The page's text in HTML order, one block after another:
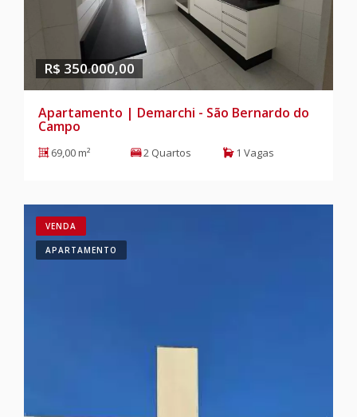
R$ 350.000,00
Apartamento | Demarchi - São Bernardo do
Campo
69,00 m² 2 Quartos 1 Vagas
VENDA
APARTAMENTO